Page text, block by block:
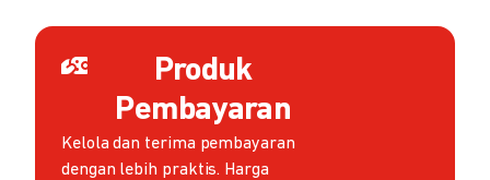
Produk
Pembayaran
Kelola dan terima pembayaran
dengan lebih praktis. Harga